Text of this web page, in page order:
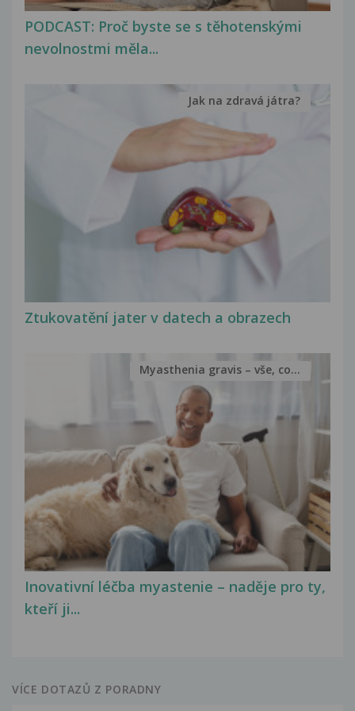
PODCAST: Proč byste se s těhotenskými
nevolnostmi měla...
Ztukovatění jater v datech a obrazech
Jak na zdravá játra?
Inovativní léčba myastenie – naděje pro ty,
kteří ji...
Myasthenia gravis – vše, co...
VÍCE DOTAZŮ Z PORADNY